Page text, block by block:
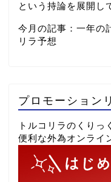
という持論を展開し
今月の記事： 一年の
リラ予想
プロモーション
トルコリラのくり
便利な外為オンライ